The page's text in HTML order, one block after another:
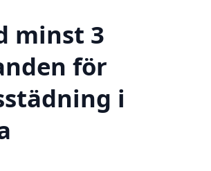
minst 3
för
i